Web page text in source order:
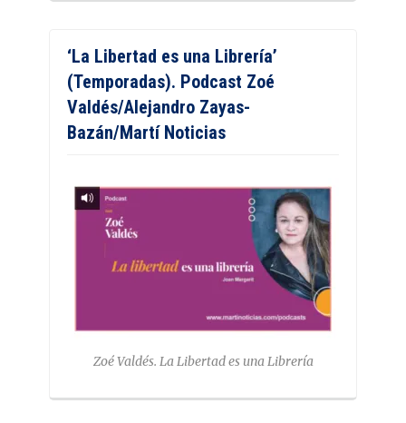
‘La Libertad es una Librería’
(Temporadas). Podcast Zoé
Valdés/Alejandro Zayas-
Bazán/Martí Noticias
Zoé Valdés. La Libertad es una Librería